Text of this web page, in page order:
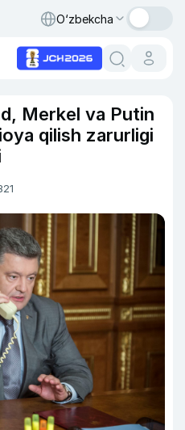
O‘zbekcha
Merkel va Putin
qilish zarurligi